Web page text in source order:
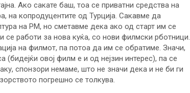
Ако сакате баш, тоа се приватни средства на
на копродуцентите од Турција. Сакавме да
на РМ, но сметавме дека ако од старт им се
се работи за нова куќа, со нови филмски рботници.
на филмот, па потоа да им се обратиме. Значи,
овој филм е и од нејзин интерес), па се
спонзори немаме, што не значи дека и не би ги
погрешно се толкува.